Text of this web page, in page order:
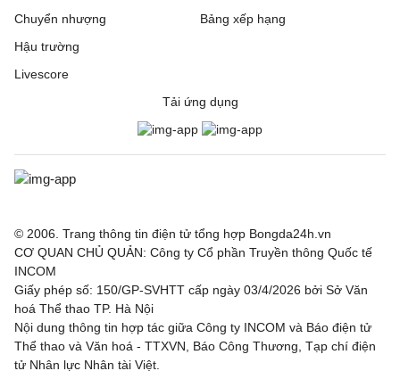
Chuyển nhượng
Hậu trường
Livescore
Bảng xếp hạng
Tải ứng dụng
© 2006. Trang thông tin điện tử tổng hợp Bongda24h.vn
CƠ QUAN CHỦ QUẢN: Công ty Cổ phần Truyền thông Quốc tế
INCOM
Giấy phép số: 150/GP-SVHTT cấp ngày 03/4/2026 bởi Sở Văn
hoá Thể thao TP. Hà Nội
Nội dung thông tin hợp tác giữa Công ty INCOM và Báo điện tử
Thể thao và Văn hoá - TTXVN, Báo Công Thương, Tạp chí điện
tử Nhân lực Nhân tài Việt.